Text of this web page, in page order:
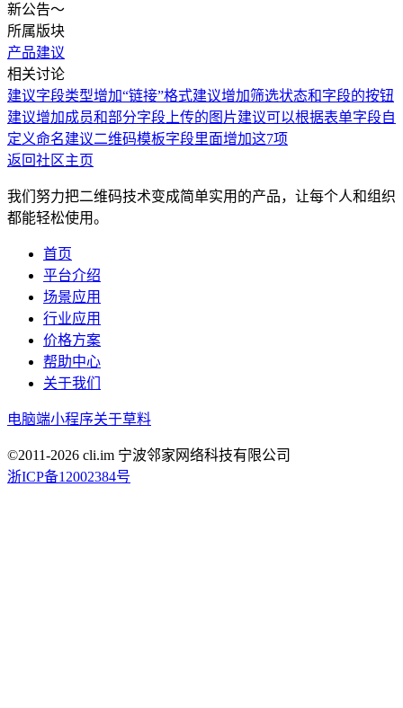
新公告～
所属版块
产品建议
相关讨论
建议字段类型增加“链接”格式建议增加筛选状态和字段的按钮
建议增加成员和部分字段 上传的图片建议可以根据表单字段自
定义命名建议二维码模板字段里面增加这7项
返回社区主页
我们努力把二维码技术变成简单实用的产品，让每个人和组织
都能轻松使用。
首页
平台介绍
场景应用
行业应用
价格方案
帮助中心
关于我们
电脑端小程序关于草料
©2011-2026 cli.im 宁波邻家网络科技有限公司
浙ICP备12002384号